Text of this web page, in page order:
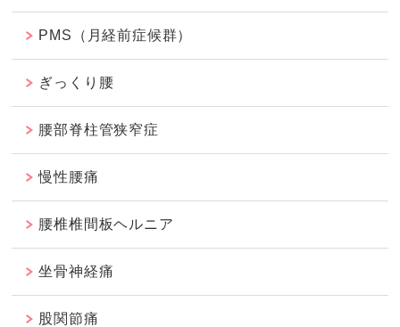
PMS（月経前症候群）
ぎっくり腰
腰部脊柱管狭窄症
慢性腰痛
腰椎椎間板ヘルニア
坐骨神経痛
股関節痛